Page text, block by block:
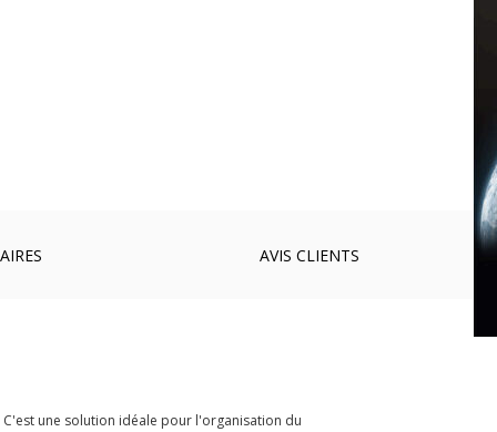
AVIS CLIENTS
une solution idéale pour l'organisation du